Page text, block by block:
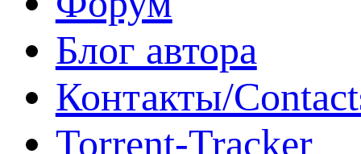
Блог автора
Контакты/
Torrent-Tracker